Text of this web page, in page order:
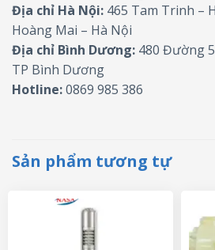
Địa chỉ Hà Nội: 465 Tam Trinh –
Hoàng Mai – Hà Nội
Địa chỉ Bình Dương: 480 Đường
TP Bình Dương
Hotline:0869 985 386
Sản phẩm tương tự